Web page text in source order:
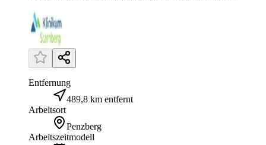
Entfernung
489,8 km entfernt
Arbeitsort
Penzberg
Arbeitszeitmodell